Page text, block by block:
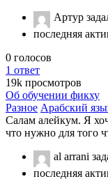
Артур
последняя
0 голосов
1 ответ
19k просмотров
Об обучении фикху
Разное Арабский
Салам алейкум. Я
что нужно для того
al arrani
последняя